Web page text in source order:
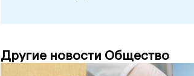
Другие новости Общество